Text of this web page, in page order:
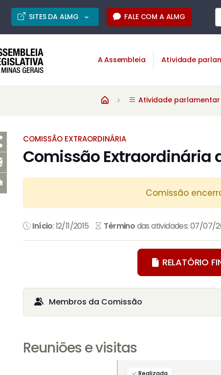
SITES DA ALMG FALE COM A ALMG
A Assembleia Atividade
Atividade parlamentar
COMISSÃO EXTRAORDINÁRIA
Comissão Extraordinária
Comissão
Início: 12/11/2015 Términodas atividades: 07/07/
RELATÓRIO
Membros da Comissão
Reuniões e visitas
Realizada